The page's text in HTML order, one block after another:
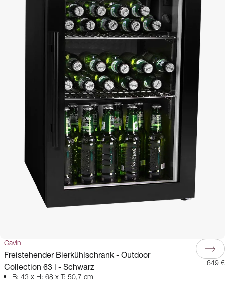
Cavin
Freistehender Bierkühlschrank - Outdoor
Collection 63 l - Schwarz
B: 43 x H: 68 x T: 50,7 cm
649 €